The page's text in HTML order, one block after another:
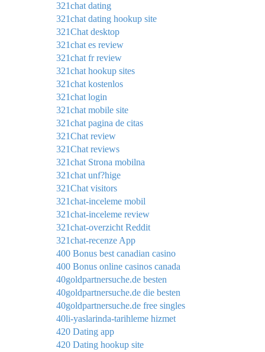
321chat dating
321chat dating hookup site
321Chat desktop
321chat es review
321chat fr review
321chat hookup sites
321chat kostenlos
321chat login
321chat mobile site
321chat pagina de citas
321Chat review
321Chat reviews
321chat Strona mobilna
321chat unf?hige
321Chat visitors
321chat-inceleme mobil
321chat-inceleme review
321chat-overzicht Reddit
321chat-recenze App
400 Bonus best canadian casino
400 Bonus online casinos canada
40goldpartnersuche.de besten
40goldpartnersuche.de die besten
40goldpartnersuche.de free singles
40li-yaslarinda-tarihleme hizmet
420 Dating app
420 Dating hookup site